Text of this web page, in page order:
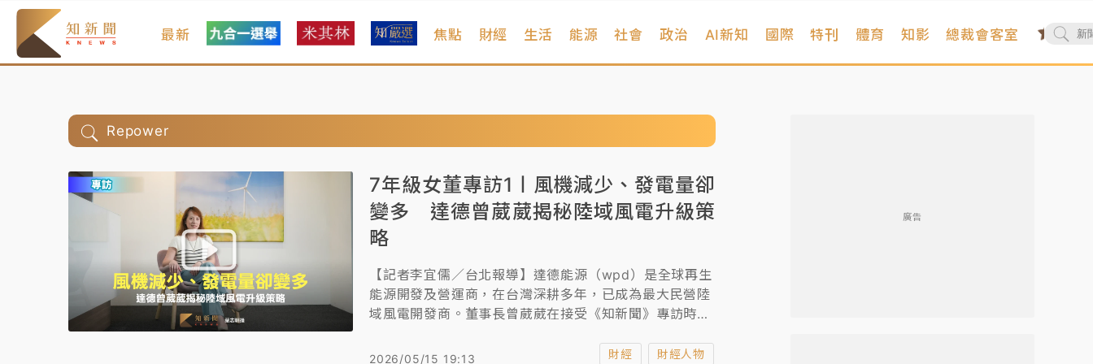
最新 焦點 財經 生活 能源 社會 政治 AI新知 國際 特刊 體育 知影 總裁會客室
Repower
7年級女董專訪1〡風機減少、發電量卻
變多 達德曾葳葳揭秘陸域風電升級策
略
【記者李宜儒／台北報導】達德能源（wpd）是全球再生
能源開發及營運商，在台灣深耕多年，已成為最大民營陸
域風電開發商。董事長曾葳葳在接受《知新聞》專訪時指
是產業面臨的問題，對於新設空間有限，達德能源積極評
2026/05/15 19:13 財經 財經人物
廣告